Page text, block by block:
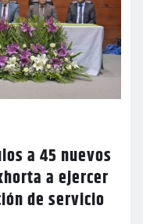
a 45 nuevos
a ejercer
de servicio